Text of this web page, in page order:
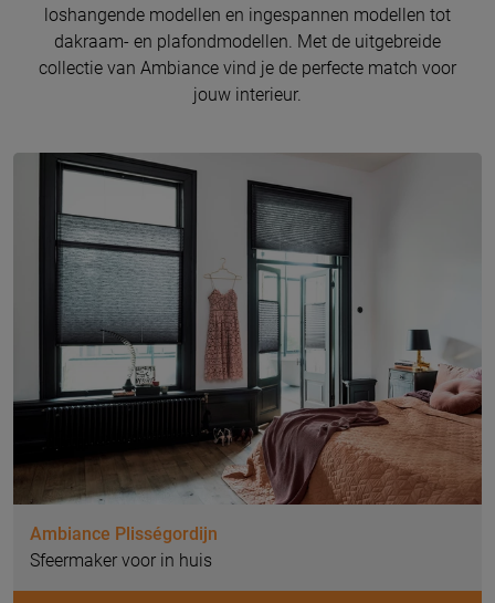
loshangende modellen en ingespannen modellen tot
dakraam- en plafondmodellen. Met de uitgebreide
collectie van Ambiance vind je de perfecte match voor
jouw interieur.
Ambiance Plisségordijn
Sfeermaker voor in huis